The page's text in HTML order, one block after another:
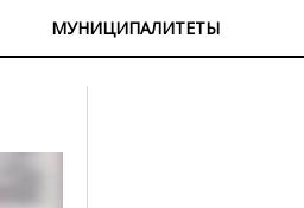
МУНИЦИПАЛИТЕТЫ